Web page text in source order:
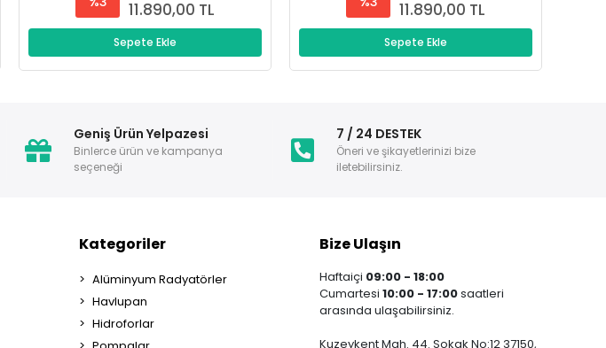
11.890,00 TL
Sepete Ekle
11.890,00 TL
Sepete Ekle
Geniş Ürün Yelpazesi
Binlerce ürün ve kampanya
seçeneği
7 / 24 DESTEK
Öneri ve şikayetlerinizi bize
iletebilirsiniz.
Kategoriler
Alüminyum Radyatörler
Havlupan
Hidroforlar
Bize Ulaşın
Haftaiçi 09:00 - 18:00
Cumartesi 10:00 - 17:00saatleri
arasında ulaşabilirsiniz.
Kuzeykent Mah. 44. Sokak No:12 37150,